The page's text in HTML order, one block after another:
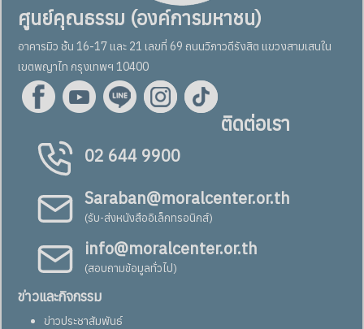
ศูนย์คุณธรรม (องค์การมหาชน)
อาคารมิว ชั้น 16-17 และ 21 เลขที่ 69 ถนนวิภาวดีรังสิต แขวงสามเสนใน
เขตพญาไท กรุงเทพฯ 10400
ติดต่อเรา
02 644 9900
Saraban@moralcenter.or.th
(รับ-ส่งหนังสืออิเล็กทรอนิกส์)
info@moralcenter.or.th
(สอบถามข้อมูลทั่วไป)
ข่าวและกิจกรรม
ข่าวประชาสัมพันธ์